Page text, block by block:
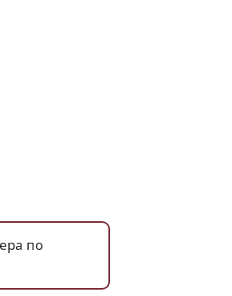
по